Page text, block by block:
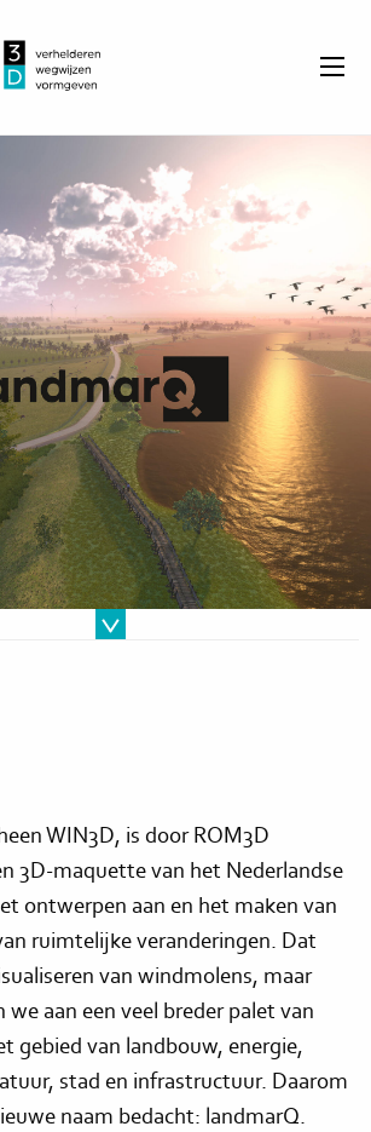
WIN3D, is door ROM3D
3D-maquette van het Nederlandse
ontwerpen aan en het maken van
ruimtelijke veranderingen. Dat
van windmolens, maar
aan een veel breder palet van
gebied van landbouw, energie,
stad en infrastructuur. Daarom
naam bedacht: landmarQ.